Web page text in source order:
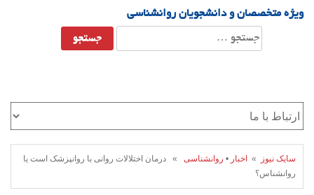
ویژه متخصصان و دانشجویان روانشناسی
جستجو
برای:
سایک نیوز » اخبار • روانشناسی » درمان اختلالات روانی با روانپزشک است یا
روانشناس؟